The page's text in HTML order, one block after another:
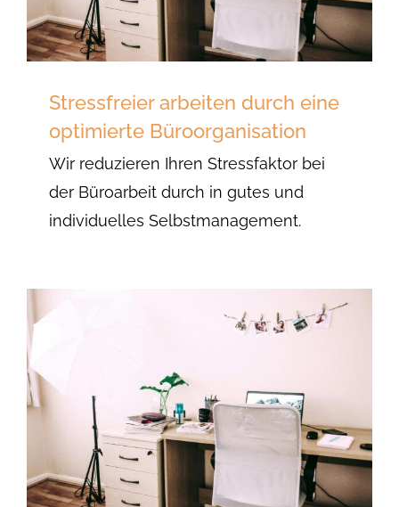
Stressfreier arbeiten durch eine
optimierte Büroorganisation
Wir reduzieren Ihren Stressfaktor bei
der Büroarbeit durch in gutes und
individuelles Selbstmanagement.